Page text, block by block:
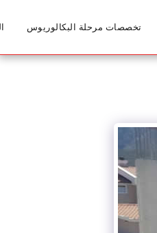
تخصصات مرحلة البكالوريوس